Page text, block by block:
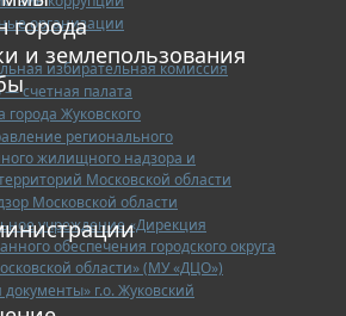
организации
избирательная комиссия
счетная палата
города Жуковского
регионального
жилищного надзора и
Московской области
Московской области
учреждение «Дирекция
обеспечения городского округа
области» (МУ «ДЦО»)
г.о. Жуковский
города
и землепользования